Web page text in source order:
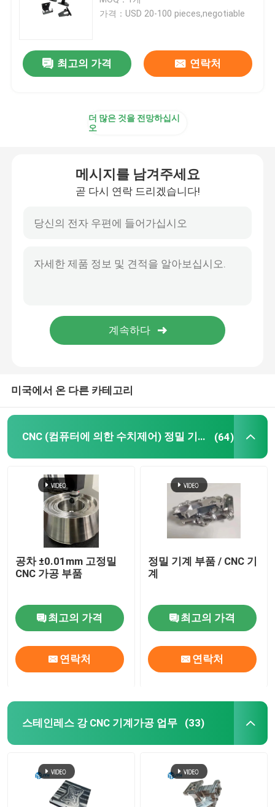
스테인레스 강 CNC 기계가공 업무
적은 양 CNC 기계가공
판금 가공 서비스
CNC 분쇄 서비스
플라스틱 사출 몰딩 서비스
CNC 회전하는 서비스
진공 가출 신속 프로토타입 제작
맞춤형 3D 프린팅 서비스
맞춤형 곰팡이 제조
알루미늄 진압 서비스
와이어 EDM 서비스
표면 처리 서비스
가격：USD 20-100 pieces,negotiable
최고의 가격 연락처
더 많은 것을 전망하십시
오
메시지를 남겨주세요
곧 다시 연락 드리겠습니다!
미국에서 온 다른 카테고리
CNC (컴퓨터에 의한 수치제어) 정밀 기계가공 (64)
공차 ±0.01mm 고정밀
CNC 가공 부품
최고의 가격
연락처
정밀 기계 부품 / CNC 기
계
최고의 가격
연락처
스테인레스 강 CNC 기계가공 업무 (33)